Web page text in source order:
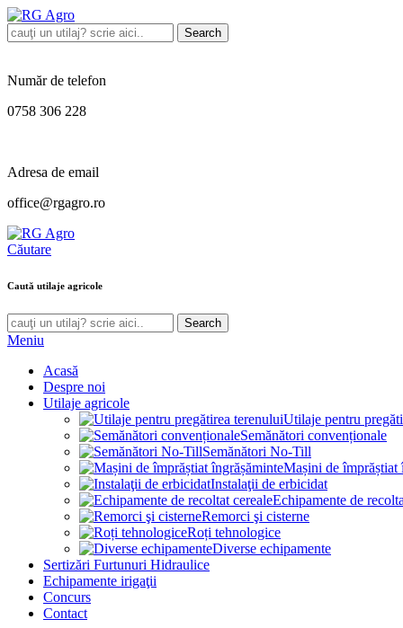
Search
Număr de telefon
0758 306 228
Adresa de email
office@rgagro.ro
Căutare
Caută utilaje agricole
Search
Meniu
Acasă
Despre noi
Utilaje agricole
Utilaje pentru
Semănători convenționale
Semănători No-Till
Mașini de împrăștiat
Instalaţii de erbicidat
Echipamente de
Remorci şi cisterne
Roți tehnologice
Diverse echipamente
Sertizări Furtunuri Hidraulice
Echipamente irigaţii
Concurs
Contact